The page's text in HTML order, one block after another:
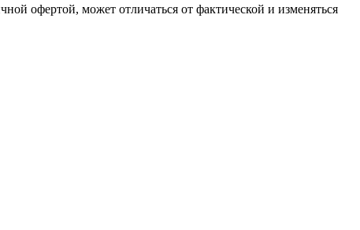
офертой, может отличаться от фактической и изменяться